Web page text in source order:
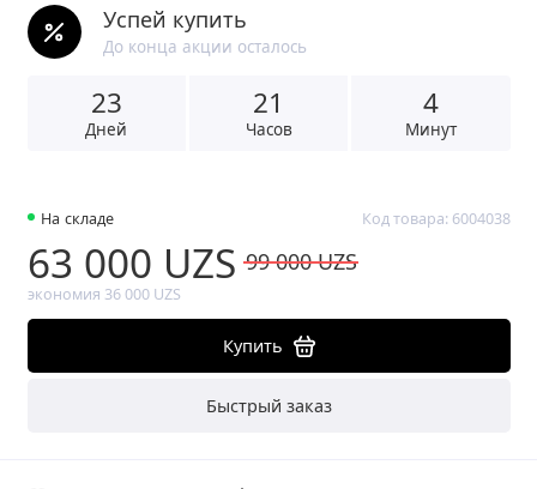
Успей купить
До конца акции осталось
23
Дней
21
Часов
4
Минут
На складе Код товара: 6004038
63 000 UZS 99 000 UZS
экономия 36 000 UZS
Купить
Быстрый заказ